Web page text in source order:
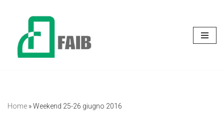
contenuto
Home »Weekend 25-26 giugno 2016